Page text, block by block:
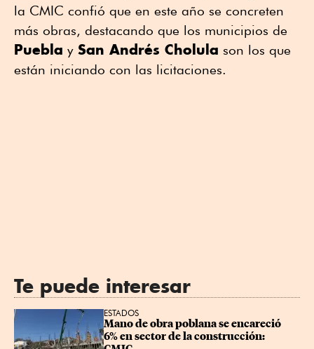
la CMIC confió que en este año se concreten
más obras, destacando que los municipios de
Puebla ySan Andrés Cholula son los que
están iniciando con las licitaciones.
Te puede interesar
ESTADOS
Mano de obra poblana se encareció
6% en sector de la construcción: